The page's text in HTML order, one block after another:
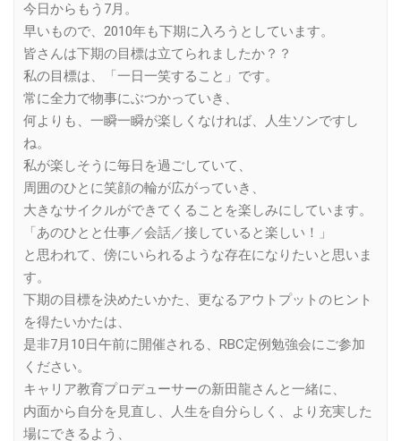
今日からもう7月。
早いもので、2010年も下期に入ろうとしています。
皆さんは下期の目標は立てられましたか？？
私の目標は、「一日一笑すること」です。
常に全力で物事にぶつかっていき、
何よりも、一瞬一瞬が楽しくなければ、人生ソンですし
ね。
私が楽しそうに毎日を過ごしていて、
周囲のひとに笑顔の輪が広がっていき、
大きなサイクルができてくることを楽しみにしています。
「あのひとと仕事／会話／接していると楽しい！」
と思われて、傍にいられるような存在になりたいと思いま
す。
下期の目標を決めたいかた、更なるアウトプットのヒント
を得たいかたは、
是非7月10日午前に開催される、RBC定例勉強会にご参加
ください。
キャリア教育プロデューサーの新田龍さんと一緒に、
内面から自分を見直し、人生を自分らしく、より充実した
場にできるよう、